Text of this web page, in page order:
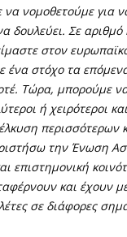
νομοθετούμε για
δουλεύει. Σε
στον
στόχο τα
Τώρα, μπορούμε
ή χειρότεροι
περισσότερων
την Ένωση
επιστημονική
και έχουν
σε διάφορες